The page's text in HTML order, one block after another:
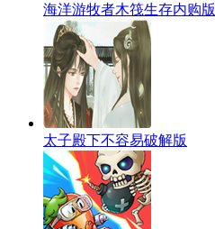
海洋游牧者木筏生存内购版
太子殿下不容易破解版